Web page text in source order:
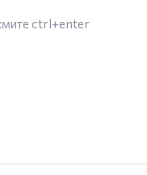
ctrl+enter